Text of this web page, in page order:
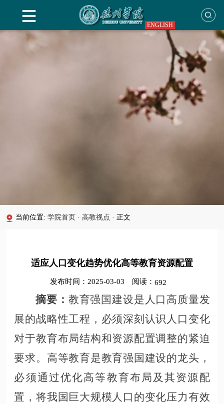
ENGLISH
当前位置:学院首页 · 高教视点 · 正文
适应人口变化趋势优化高等教育资源配置
发布时间：2025-03-03 阅读： 692
摘要： 教育强国建设是人口高质量发
展的战略性工程，必须深刻认识人口变化
对于教育布局结构和资源配置调整的紧迫
要求。高等教育是教育强国建设的龙头，
必须通过优化高等教育布局及其资源配
置，将我国巨大规模人口的变化压力有效